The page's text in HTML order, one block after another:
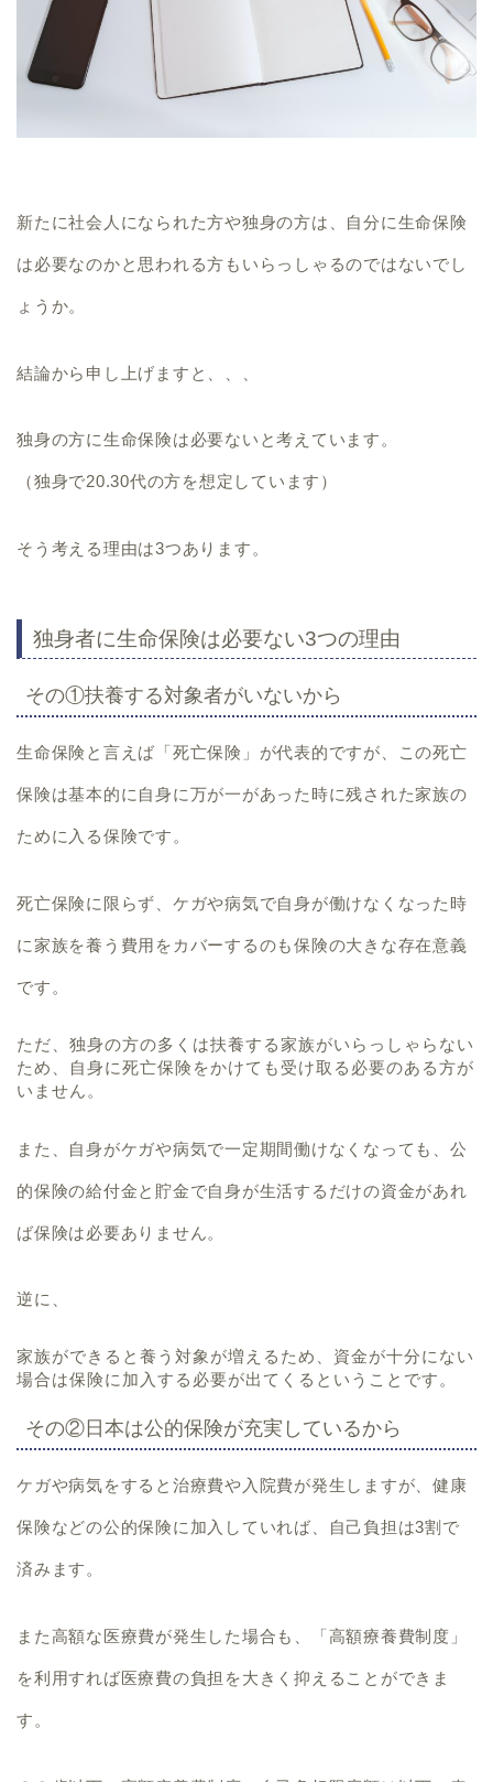
新たに社会人になられた方や独身の方は、 自分に生命保険
は必要なのかと思われる方もいらっしゃるのではないでし
ょうか。
結論から申し上げますと、、、
独身の方に生命保険は必要ないと考えています。
（独身で20.30代の方を想定しています）
そう考える理由は3つあります。
独身者に生命保険は必要ない3つの理由
その①扶養する対象者がいないから
生命保険と言えば「死亡保険」が代表的ですが、 この死亡
保険は基本的に自身に万が一があった時に残された家族の
ために入る保険です。
死亡保険に限らず、 ケガや病気で自身が働けなくなった時
に家族を養う費用をカバーするのも保険の大きな存在意義
です。
ただ、独身の方の多くは扶養する家族がいらっしゃらない
ため、自身に死亡保険をかけても受け取る必要のある方が
いません。
また、自身がケガや病気で一定期間働けなくなっても、公
的保険の給付金と貯金で自身が生活するだけの資金があれ
ば保険は必要ありません。
逆に、
家族ができると養う対象が増えるため、資金が十分にない
場合は保険に加入する必要が出てくるということです。
その②日本は公的保険が充実しているから
ケガや病気をすると治療費や入院費が発生しますが、健康
保険などの公的保険に加入していれば、 自己負担は3割 で
済みます。
また高額な医療費が発生した場合も、 「高額療養費制度」
を利用すれば医療費の負担を大きく抑えることができま
す。